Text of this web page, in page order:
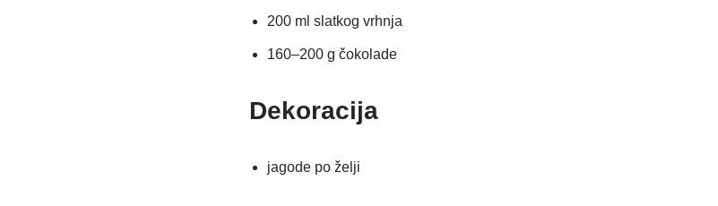
200 ml slatkog vrhnja
160–200 g čokolade
Dekoracija
jagode po želji